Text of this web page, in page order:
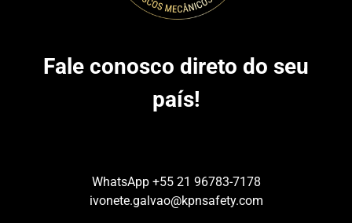
Fale conosco direto do seu
país!
WhatsApp +55 21 96783-7178
ivonete.galvao@kpnsafety.com